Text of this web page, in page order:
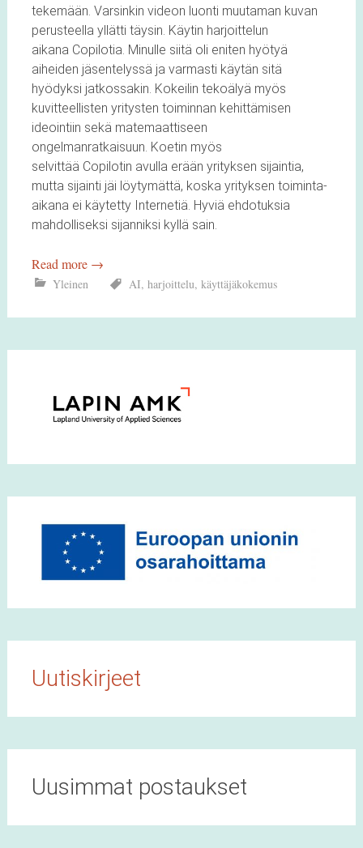
tekemään. Varsinkin videon luonti muutaman kuvan
perusteella yllätti täysin. Käytin harjoittelun
aikana Copilotia. Minulle siitä oli eniten hyötyä
aiheiden jäsentelyssä ja varmasti käytän sitä
hyödyksi jatkossakin. Kokeilin tekoälyä myös
kuvitteellisten yritysten toiminnan kehittämisen
ideointiin sekä matemaattiseen
ongelmanratkaisuun. Koetin myös
selvittää Copilotin avulla erään yrityksen sijaintia,
mutta sijainti jäi löytymättä, koska yrityksen toiminta-
aikana ei käytetty Internetiä. Hyviä ehdotuksia
mahdolliseksi sijanniksi kyllä sain.
Read more →
Yleinen AI, harjoittelu, käyttäjäkokemus
Uutiskirjeet
Uusimmat postaukset